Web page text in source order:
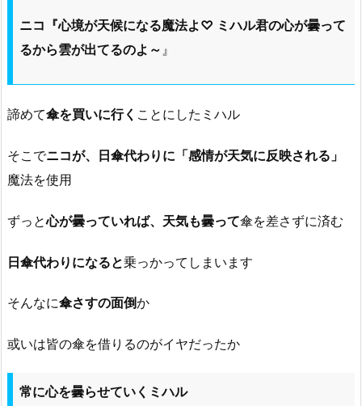
ニコ『心境が天候になる魔法よ♡ ミハル君の心が曇って
るから雲が出てるのよ～ 』
諦めて傘を買いに行く ことにしたミハル
そこでニコが、日傘代わりに「感情が天気に反映される」
魔法を使用
ずっと心が曇っていれば、天気も曇って傘を差さずに済む
日傘代わりになると乗っかってしまいます
そんなに傘さすの面倒か
或いは皆の傘を借りるのがイヤだったか
常に心を曇らせていくミハル